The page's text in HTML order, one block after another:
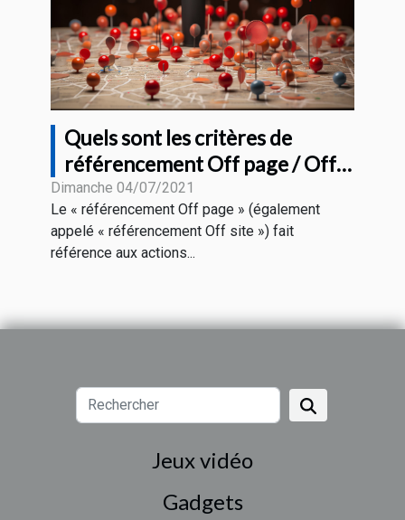
Quels sont les critères de
référencement Off page / Off
site pour le SEO
Dimanche 04/07/2021
Le « référencement Off page » (également
appelé « référencement Off site ») fait
référence aux actions...
Jeux vidéo
Gadgets